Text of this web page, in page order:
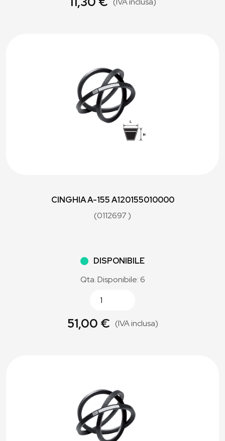
CINGHIA A-155 A120155010000
(0112697 )
DISPONIBILE
Qta. Disponibile: 6
51,00 € (IVA inclusa)